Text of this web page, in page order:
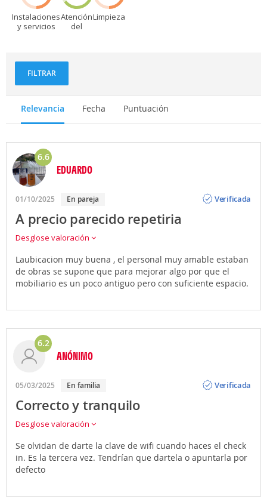
Instalaciones
y servicios
Atención
del
Limpieza
FILTRAR
Relevancia Fecha Puntuación
6.6
EDUARDO
01/10/2025 En pareja
Verificada
A precio parecido repetiria
Desglose valoración
Laubicacion muy buena , el personal muy amable estaban
de obras se supone que para mejorar algo por que el
mobiliario es un poco antiguo pero con suficiente espacio.
6.2
ANÓNIMO
05/03/2025 En familia
Verificada
Correcto y tranquilo
Desglose valoración
Se olvidan de darte la clave de wifi cuando haces el check
in. Es la tercera vez. Tendrían que dartela o apuntarla por
defecto